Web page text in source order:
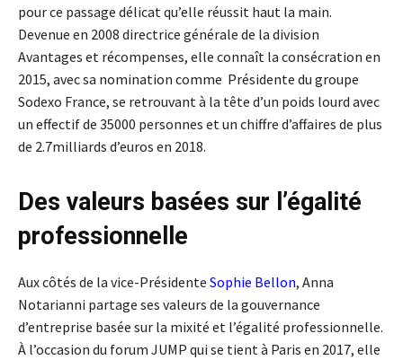
pour ce passage délicat qu’elle réussit haut la main.
Devenue en 2008 directrice générale de la division
Avantages et récompenses, elle connaît la consécration en
2015, avec sa nomination comme Présidente du groupe
Sodexo France, se retrouvant à la tête d’un poids lourd avec
un effectif de 35000 personnes et un chiffre d’affaires de plus
de 2.7milliards d’euros en 2018.
Des valeurs basées sur l’égalité
professionnelle
Aux côtés de la vice-Présidente Sophie Bellon, Anna
Notarianni partage ses valeurs de la gouvernance
d’entreprise basée sur la mixité et l’égalité professionnelle.
À l’occasion du forum JUMP qui se tient à Paris en 2017, elle